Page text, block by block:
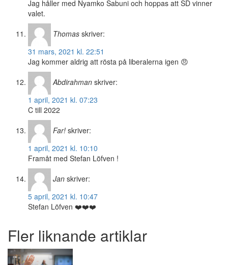
Jag håller med Nyamko Sabuni och hoppas att SD vinner
valet.
Thomas skriver:
31 mars, 2021 kl. 22:51
Jag kommer aldrig att rösta på liberalerna igen 😠
Abdirahman skriver:
1 april, 2021 kl. 07:23
C till 2022
Far! skriver:
1 april, 2021 kl. 10:10
Framåt med Stefan Löfven !
Jan skriver:
5 april, 2021 kl. 10:47
Stefan Löfven ❤️❤️❤️
Fler liknande artiklar